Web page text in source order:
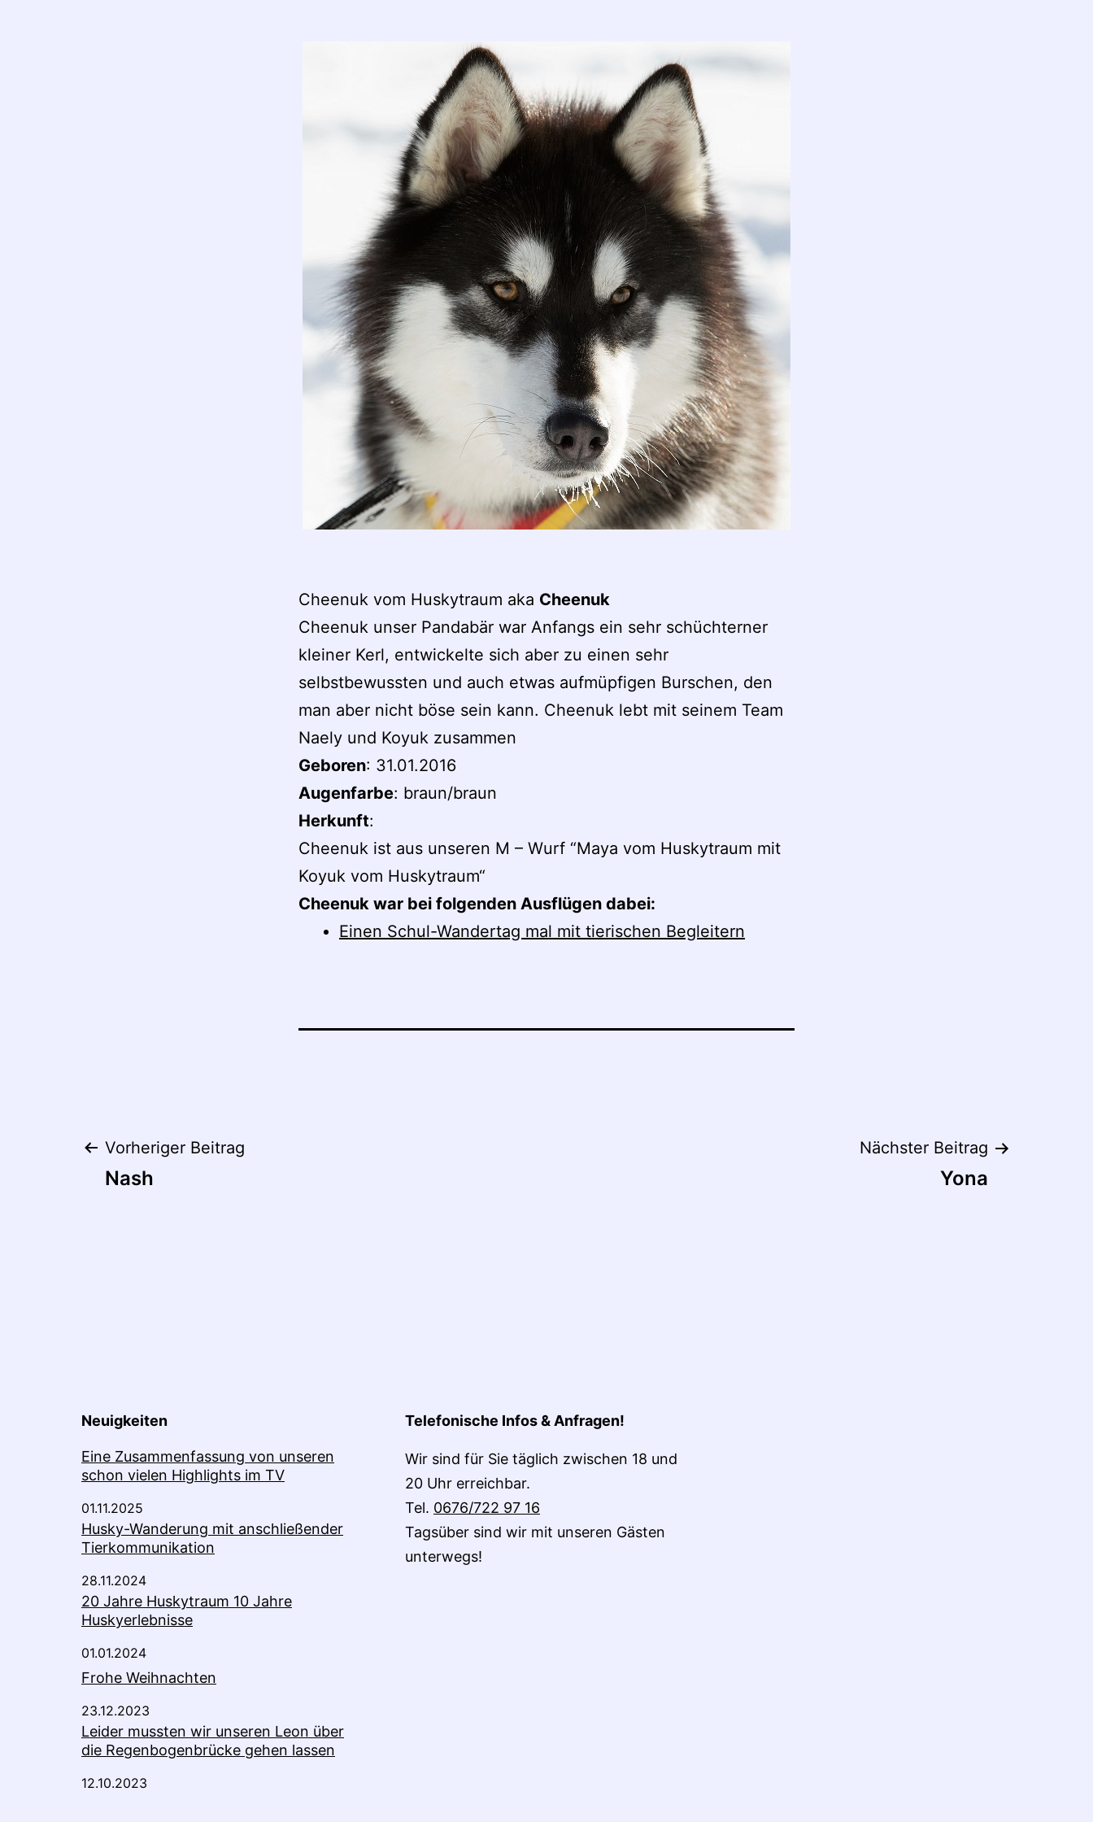
Cheenuk vom Huskytraum aka Cheenuk
Cheenuk unser Pandabär war Anfangs ein sehr schüchterner
kleiner Kerl, entwickelte sich aber zu einen sehr
selbstbewussten und auch etwas aufmüpfigen Burschen, den
man aber nicht böse sein kann. Cheenuk lebt mit seinem Team
Naely und Koyuk zusammen
Geboren: 31.01.2016
Augenfarbe: braun/braun
Herkunft:
Cheenuk ist aus unseren M – Wurf “Maya vom Huskytraum mit
Koyuk vom Huskytraum“
Cheenuk war bei folgenden Ausflügen dabei:
Einen Schul-Wandertag mal mit tierischen Begleitern
Beitragsnavigation
Vorheriger Beitrag
Nash
Nächster Beitrag
Yona
Neuigkeiten
Eine Zusammenfassung von unseren
schon vielen Highlights im TV
01.11.2025
Husky-Wanderung mit anschließender
Tierkommunikation
28.11.2024
20 Jahre Huskytraum 10 Jahre
Huskyerlebnisse
01.01.2024
Frohe Weihnachten
23.12.2023
Leider mussten wir unseren Leon über
die Regenbogenbrücke gehen lassen
12.10.2023
Telefonische Infos & Anfragen!
Wir sind für Sie täglich zwischen 18 und
20 Uhr erreichbar.
Tel. 0676/722 97 16
Tagsüber sind wir mit unseren Gästen
unterwegs!